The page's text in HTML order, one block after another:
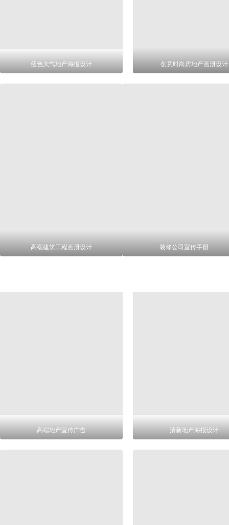
蓝色大气地产海报设计 创意时尚房地产画册设计
高端建筑工程画册设计 装修公司宣传手册
高端地产宣传广告 清新地产海报设计